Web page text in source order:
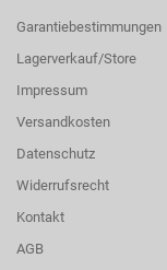
Garantiebestimmungen
Lagerverkauf/Store
Impressum
Versandkosten
Datenschutz
Widerrufsrecht
Kontakt
AGB